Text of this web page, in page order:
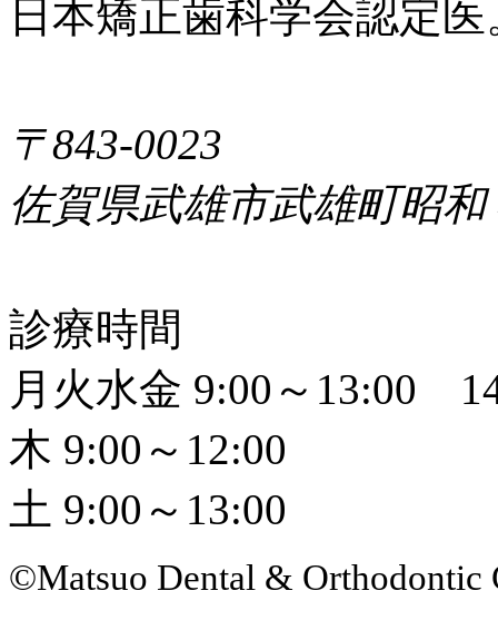
日本矯正歯科学会認定
〒843-0023
佐賀県武雄市武雄町昭
診療時間
月火水金 9:00～13:00
木 9:00～12:00
土 9:00～13:00
©Matsuo Dental & Orthodontic